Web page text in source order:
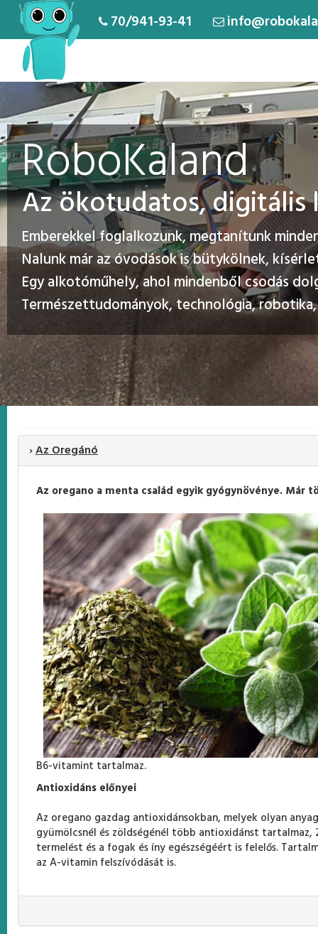
70/941-93-41
RoboKaland
Az ökotudatos,
Emberekkel foglalkozunk, megtanítunk
Nalunk már az óvodások is bütykölnek,
Egy alkotóműhely, ahol mindenből csodás
Természettudományok, technológia,
›Az Oregánó
Az oregano a menta család egyik gyógynövénye. Már
B6-vitamint tartalmaz.
Antioxidáns előnyei
Az oregano gazdag antioxidánsokban, melyek olyan
gyümölcsnél és zöldségénél több antioxidánst
termelést és a fogak és íny egészségéért is felelős.
az A-vitamin felszívódását is.